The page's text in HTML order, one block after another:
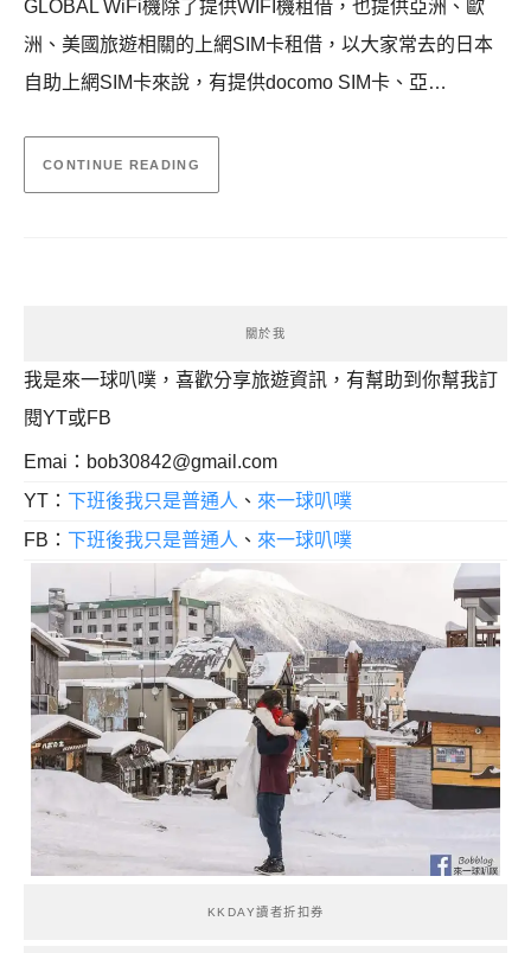
GLOBAL WiFi機除了提供WIFI機租借，也提供亞洲、歐
洲、美國旅遊相關的上網SIM卡租借，以大家常去的日本
自助上網SIM卡來說，有提供docomo SIM卡、亞…
CONTINUE READING
關於我
我是來一球叭噗，喜歡分享旅遊資訊，有幫助到你幫我訂
閱YT或FB
Emai： bob30842@gmail.com
YT： 下班後我只是普通人 、 來一球叭噗
FB： 下班後我只是普通人 、 來一球叭噗
KKDAY讀者折扣券